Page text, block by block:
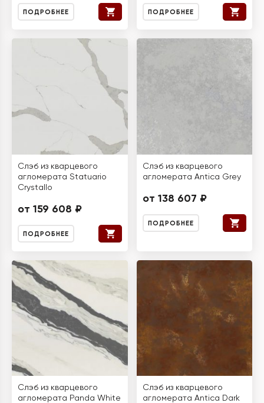
ПОДРОБНЕЕ ПОДРОБНЕЕ
Слэб из кварцевого
агломерата Statuario
Crystallo
от 159 608 ₽
ПОДРОБНЕЕ
Слэб из кварцевого
агломерата Antica Grey
от 138 607 ₽
ПОДРОБНЕЕ
Слэб из кварцевого
агломерата Panda White
Слэб из кварцевого
агломерата Antica Dark